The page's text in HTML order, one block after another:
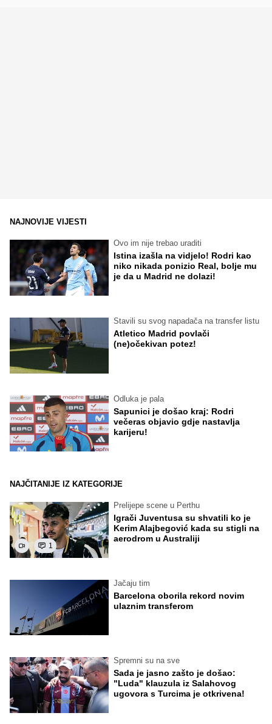
NAJNOVIJE VIJESTI
Ovo im nije trebao uraditi
Istina izašla na vidjelo! Rodri kao
niko nikada ponizio Real, bolje mu
je da u Madrid ne dolazi!
Stavili su svog napadača na transfer listu
Atletico Madrid povlači
(ne)očekivan potez!
Odluka je pala
Sapunici je došao kraj: Rodri
večeras objavio gdje nastavlja
karijeru!
NAJČITANIJE IZ KATEGORIJE
1
Prelijepe scene u Perthu
Igrači Juventusa su shvatili ko je
Kerim Alajbegović kada su stigli na
aerodrom u Australiji
Jačaju tim
Barcelona oborila rekord novim
ulaznim transferom
Spremni su na sve
Sada je jasno zašto je došao:
"Luda" klauzula iz Salahovog
ugovora s Turcima je otkrivena!